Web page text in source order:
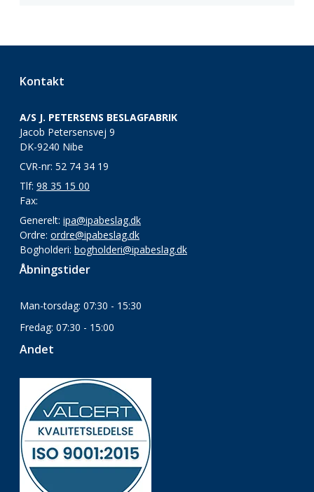
Kontakt
A/S J. PETERSENS BESLAGFABRIK
Jacob Petersensvej 9
DK-9240 Nibe
CVR-nr: 52 74 34 19
Tlf: 98 35 15 00
Fax:
Generelt: ipa@ipabeslag.dk
Ordre: ordre@ipabeslag.dk
Bogholderi: bogholderi@ipabeslag.dk
Åbningstider
Man-torsdag: 07:30 - 15:30
Fredag: 07:30 - 15:00
Andet